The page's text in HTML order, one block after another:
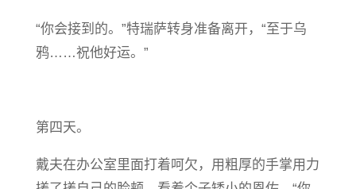
“你会接到的。”特瑞萨转身准备离开，“至于乌
鸦……祝他好运。”
第四天。
戴夫在办公室里面打着呵欠，用粗厚的手掌用力